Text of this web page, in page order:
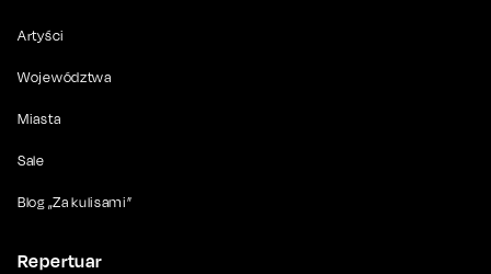
Artyści
Województwa
Miasta
Sale
Blog „Za kulisami”
Repertuar